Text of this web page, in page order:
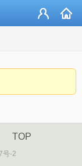
TOP
号-2